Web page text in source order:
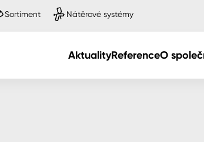
Sortiment Nátěrové systémy
AktualityReferenceO